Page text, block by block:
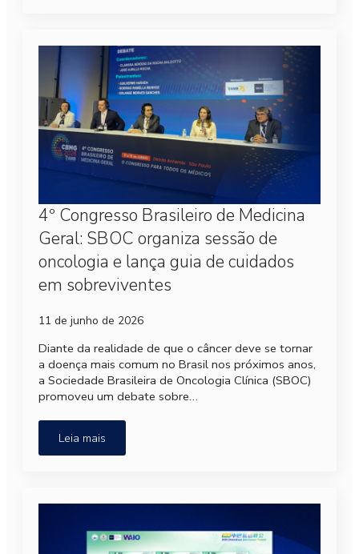
4º Congresso Brasileiro de Medicina
Geral: SBOC organiza sessão de
oncologia e lança guia de cuidados
em sobreviventes
11 de junho de 2026
Diante da realidade de que o câncer deve se tornar
a doença mais comum no Brasil nos próximos anos,
a Sociedade Brasileira de Oncologia Clínica (SBOC)
promoveu um debate sobre…
Leia mais